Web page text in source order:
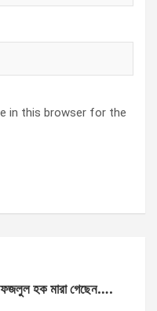
in this browser for the
হক মারা গেছেন….